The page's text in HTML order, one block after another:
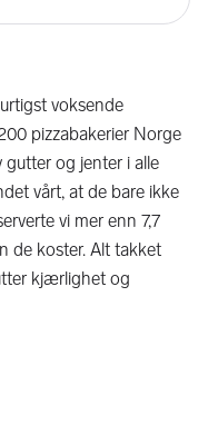
voksende
pizzabakerier Norge
gutter og jenter i alle
vårt, at de bare ikke
vi mer enn 7,7
de koster. Alt takket
kjærlighet og